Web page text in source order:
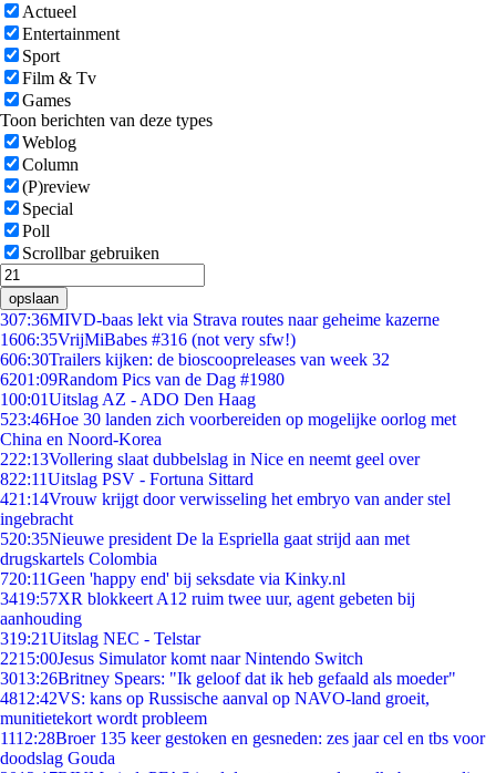
Actueel
Entertainment
Sport
Film & Tv
Games
Toon berichten van deze types
Weblog
Column
(P)review
Special
Poll
Scrollbar gebruiken
opslaan
307:36MIVD-baas lekt via Strava routes naar geheime kazerne
1606:35VrijMiBabes #316 (not very sfw!)
606:30Trailers kijken: de bioscoopreleases van week 32
6201:09Random Pics van de Dag #1980
100:01Uitslag AZ - ADO Den Haag
523:46Hoe 30 landen zich voorbereiden op mogelijke oorlog met
China en Noord-Korea
222:13Vollering slaat dubbelslag in Nice en neemt geel over
822:11Uitslag PSV - Fortuna Sittard
421:14Vrouw krijgt door verwisseling het embryo van ander stel
ingebracht
520:35Nieuwe president De la Espriella gaat strijd aan met
drugskartels Colombia
720:11Geen 'happy end' bij seksdate via Kinky.nl
3419:57XR blokkeert A12 ruim twee uur, agent gebeten bij
aanhouding
319:21Uitslag NEC - Telstar
2215:00Jesus Simulator komt naar Nintendo Switch
3013:26Britney Spears: "Ik geloof dat ik heb gefaald als moeder"
4812:42VS: kans op Russische aanval op NAVO-land groeit,
munitietekort wordt probleem
1112:28Broer 135 keer gestoken en gesneden: zes jaar cel en tbs voor
doodslag Gouda